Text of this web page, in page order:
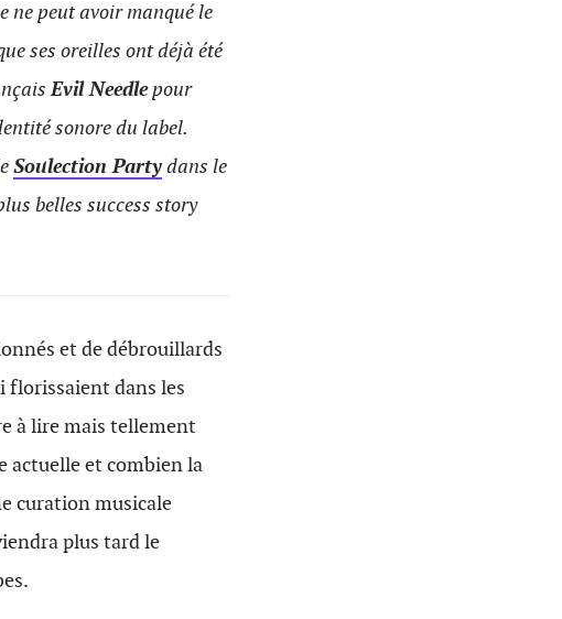
ne peut avoir manqué le
ses oreilles ont déjà été
Evil Needlepour
sonore du label.
Soulection Partydans le
belles success story
et de débrouillards
florissaient dans les
à lire mais tellement
actuelle et combien la
curation musicale
plus tard le